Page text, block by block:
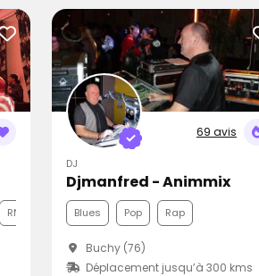
RNB
69 avis
DJ
Djmanfred - Animmix
Blues Pop Rap
Buchy (76)
Déplacement jusqu’à 300 kms